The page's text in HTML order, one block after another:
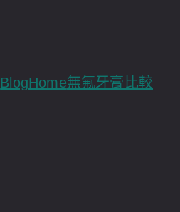
BlogHome無氟牙膏比較